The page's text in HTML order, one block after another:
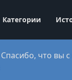
Категории
Спасибо, что вы